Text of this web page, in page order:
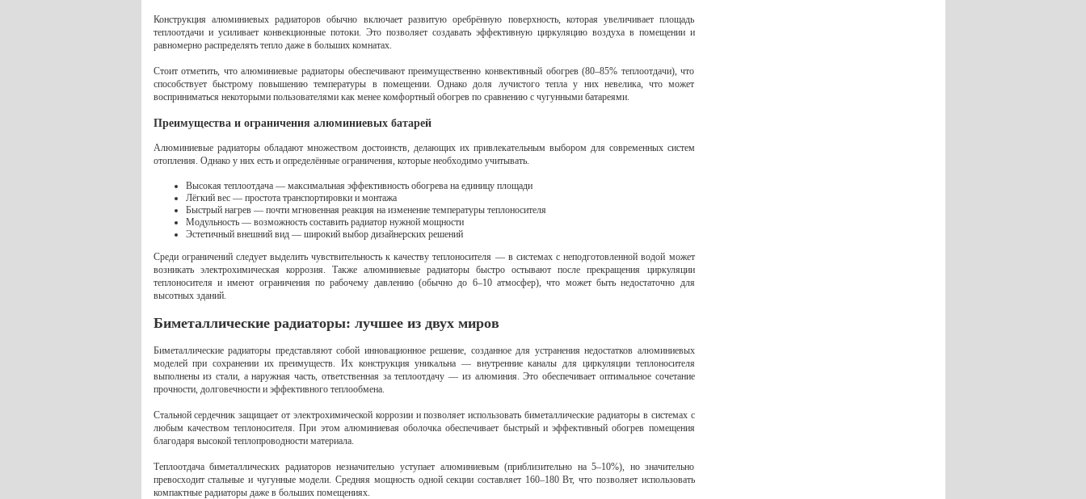
Конструкция алюминиевых радиаторов обычно включает развитую оребрённую поверхность, которая увеличивает площадь
теплоотдачи и усиливает конвекционные потоки. Это позволяет создавать эффективную циркуляцию воздуха в помещении и
равномерно распределять тепло даже в больших комнатах.
Стоит отметить, что алюминиевые радиаторы обеспечивают преимущественно конвективный обогрев (80–85% теплоотдачи), что
способствует быстрому повышению температуры в помещении. Однако доля лучистого тепла у них невелика, что может
восприниматься некоторыми пользователями как менее комфортный обогрев по сравнению с чугунными батареями.
Преимущества и ограничения алюминиевых батарей
Алюминиевые радиаторы обладают множеством достоинств, делающих их привлекательным выбором для современных систем
отопления. Однако у них есть и определённые ограничения, которые необходимо учитывать.
Высокая теплоотдача — максимальная эффективность обогрева на единицу площади
Лёгкий вес — простота транспортировки и монтажа
Быстрый нагрев — почти мгновенная реакция на изменение температуры теплоносителя
Модульность — возможность составить радиатор нужной мощности
Эстетичный внешний вид — широкий выбор дизайнерских решений
Среди ограничений следует выделить чувствительность к качеству теплоносителя — в системах с неподготовленной водой может
возникать электрохимическая коррозия. Также алюминиевые радиаторы быстро остывают после прекращения циркуляции
теплоносителя и имеют ограничения по рабочему давлению (обычно до 6–10 атмосфер), что может быть недостаточно для
высотных зданий.
Биметаллические радиаторы: лучшее из двух миров
Биметаллические радиаторы представляют собой инновационное решение, созданное для устранения недостатков алюминиевых
моделей при сохранении их преимуществ. Их конструкция уникальна — внутренние каналы для циркуляции теплоносителя
выполнены из стали, а наружная часть, ответственная за теплоотдачу — из алюминия. Это обеспечивает оптимальное сочетание
прочности, долговечности и эффективного теплообмена.
Стальной сердечник защищает от электрохимической коррозии и позволяет использовать биметаллические радиаторы в системах с
любым качеством теплоносителя. При этом алюминиевая оболочка обеспечивает быстрый и эффективный обогрев помещения
благодаря высокой теплопроводности материала.
Теплоотдача биметаллических радиаторов незначительно уступает алюминиевым (приблизительно на 5–10%), но значительно
превосходит стальные и чугунные модели. Средняя мощность одной секции составляет 160–180 Вт, что позволяет использовать
компактные радиаторы даже в больших помещениях.